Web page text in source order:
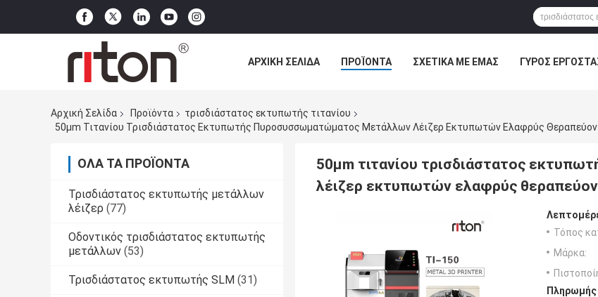
ΑΡΧΙΚΉ ΣΕΛΊΔΑ ΠΡΟΪΌΝΤΑ ΣΧΕΤΙΚΆ ΜΕ ΕΜΆΣ ΓΎΡΟΣ
Αρχική Σελίδα
Προϊόντα
τρισδιάστατος εκτυπωτής τιτανίου
50μm Τιτανίου Τρισδιάστατος Εκτυπωτής Πυροσυσσωματώματος Μετάλλων Λέιζερ Εκτυπωτών Ελαφρύς
ΌΛΑ ΤΑ ΠΡΟΪΌΝΤΑ
Τρισδιάστατος εκτυπωτής μετάλλων
λέιζερ (77)
Οδοντικός τρισδιάστατος εκτυπωτής
μετάλλων (53)
Τρισδιάστατος εκτυπωτής SLM (31)
50μm τιτανίου τρισδιάστατος
λέιζερ εκτυπωτών ελαφρύς
Τόπος
Μάρκα:
Πληρωμής